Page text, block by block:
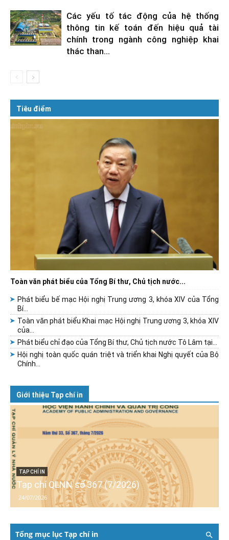
Các yếu tố tác động của hệ thống
thông tin kế toán đến hiệu quả tài
chính trong ngành công nghiệp khai
thác than...
Tiêu điểm
Toàn văn phát biểu của Tổng Bí thư, Chủ tịch nước...
Phát biểu bế mạc Hội nghị Trung ương 3, khóa XIV của Tổng
Bí...
Toàn văn phát biểu Khai mạc Hội nghị Trung ương 3, khóa XIV
của...
Phát biểu chỉ đạo của Tổng Bí thư, Chủ tịch nước Tô Lâm tại...
Hội nghị toàn quốc quán triệt và triển khai Nghị quyết của Bộ
Chính...
Giới thiệu Tạp chí in
TẠP CHÍ IN
Tạp chí QLNN số 367 (7/2026)
24/07/2026
Tổng mục lục Tạp chí in